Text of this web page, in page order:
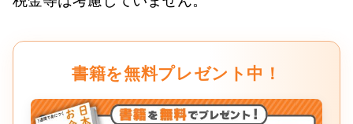
書籍を無料プレゼント中！